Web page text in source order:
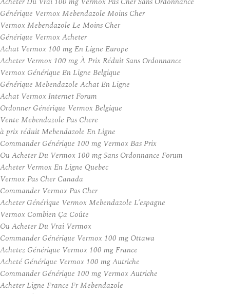
Générique Vermox Mebendazole Moins Cher
Vermox Mebendazole Le Moins Cher
Générique Vermox Acheter
Achat Vermox 100 mg En Ligne Europe
Acheter Vermox 100 mg À Prix Réduit Sans Ordonnance
Vermox Générique En Ligne Belgique
Générique Mebendazole Achat En Ligne
Achat Vermox Internet Forum
Ordonner Générique Vermox Belgique
Vente Mebendazole Pas Chere
à prix réduit Mebendazole En Ligne
Commander Générique 100 mg Vermox Bas Prix
Ou Acheter Du Vermox 100 mg Sans Ordonnance Forum
Acheter Vermox En Ligne Quebec
Vermox Pas Cher Canada
Commander Vermox Pas Cher
Acheter Générique Vermox Mebendazole L’espagne
Vermox Combien Ça Coûte
Ou Acheter Du Vrai Vermox
Commander Générique Vermox 100 mg Ottawa
Achetez Générique Vermox 100 mg France
Acheté Générique Vermox 100 mg Autriche
Commander Générique 100 mg Vermox Autriche
Acheter Ligne France Fr Mebendazole